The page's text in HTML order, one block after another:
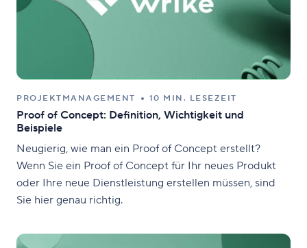
PROJEKTMANAGEMENT 10 MIN. LESEZEIT
Proof of Concept: Definition, Wichtigkeit und
Beispiele
Neugierig, wie man ein Proof of Concept erstellt?
Wenn Sie ein Proof of Concept für Ihr neues Produkt
oder Ihre neue Dienstleistung erstellen müssen, sind
Sie hier genau richtig.